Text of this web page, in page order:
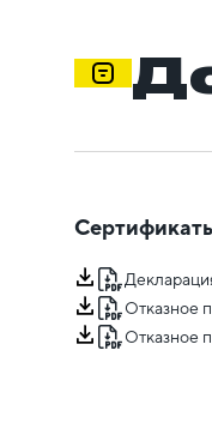
Отказное
Отказное